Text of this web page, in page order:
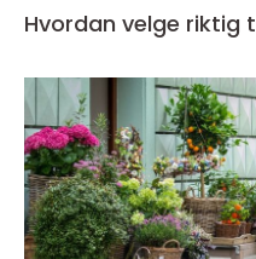
Hvordan velge riktig